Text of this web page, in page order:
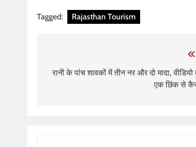
Tagged: Rajasthan Tourism
navigation
रानी के पांच शावकों में तीन नर और दो मादा,
एक छिंक से